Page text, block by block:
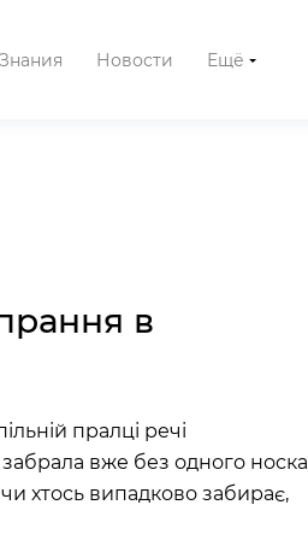
Знания Новости Ещё
в
пралці речі
вже без одного носка
хтось випадково забирає,